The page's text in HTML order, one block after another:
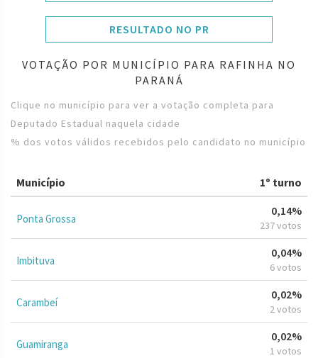
RESULTADO NO PR
VOTAÇÃO POR MUNICÍPIO PARA RAFINHA NO
PARANÁ
Clique no município para ver a votação completa para
Deputado Estadual naquela cidade
% dos votos válidos recebidos pelo candidato no município
Município 1º turno
Ponta Grossa
0,14%
237 votos
Imbituva
0,04%
6 votos
Carambeí
0,02%
2 votos
Guamiranga
0,02%
1 votos